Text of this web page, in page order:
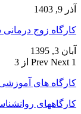
آذر 9, 1403
کارگاه زوج‌
آبان 3, 1395
Prev Next 1 از 3
کارگاه های
کارگاههای